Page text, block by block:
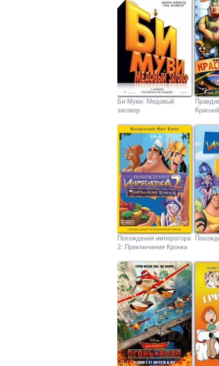
Би Муви: Медовый
заговор
Похождения императора
2: Приключения Кронка